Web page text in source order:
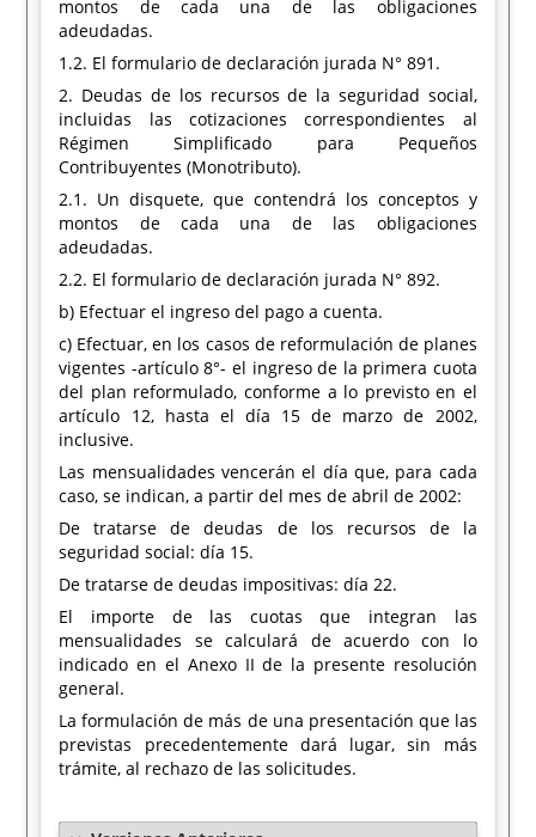
montos de cada una de las obligaciones
adeudadas.
1.2. El formulario de declaración jurada N° 891.
2. Deudas de los recursos de la seguridad social,
incluidas las cotizaciones correspondientes al
Régimen Simplificado para Pequeños
Contribuyentes (Monotributo).
2.1. Un disquete, que contendrá los conceptos y
montos de cada una de las obligaciones
adeudadas.
2.2. El formulario de declaración jurada N° 892.
b) Efectuar el ingreso del pago a cuenta.
c) Efectuar, en los casos de reformulación de planes
vigentes -artículo 8°- el ingreso de la primera cuota
del plan reformulado, conforme a lo previsto en el
artículo 12, hasta el día 15 de marzo de 2002,
inclusive.
Las mensualidades vencerán el día que, para cada
caso, se indican, a partir del mes de abril de 2002:
De tratarse de deudas de los recursos de la
seguridad social: día 15.
De tratarse de deudas impositivas: día 22.
El importe de las cuotas que integran las
mensualidades se calculará de acuerdo con lo
indicado en el Anexo II de la presente resolución
general.
La formulación de más de una presentación que las
previstas precedentemente dará lugar, sin más
trámite, al rechazo de las solicitudes.